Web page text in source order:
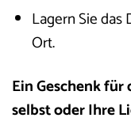
Lagern Sie
Ort.
Ein Geschenk für
selbst oder Ihre